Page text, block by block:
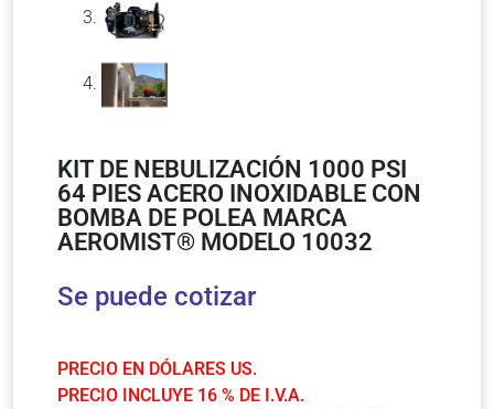
KIT DE NEBULIZACIÓN 1000 PSI
64 PIES ACERO INOXIDABLE CON
BOMBA DE POLEA MARCA
AEROMIST® MODELO 10032
Se puede cotizar
PRECIO EN DÓLARES US.
PRECIO INCLUYE 16 % DE I.V.A.